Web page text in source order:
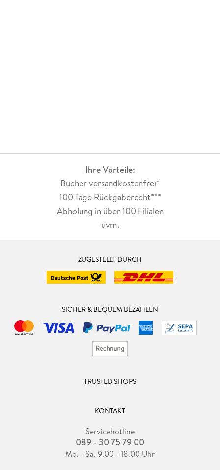
Ihre Vorteile:
Bücher versandkostenfrei*
100 Tage Rückgaberecht***
Abholung in über 100 Filialen
uvm.
ZUGESTELLT DURCH
SICHER & BEQUEM BEZAHLEN
TRUSTED SHOPS
KONTAKT
Servicehotline
089 - 30 75 79 00
Mo. - Sa. 9.00 - 18.00 Uhr